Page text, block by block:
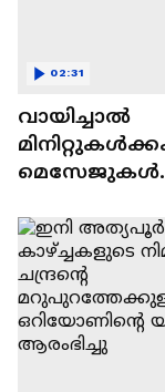
വായിച്ചാൽ
മെസേജുകള്‍
WhatsApp |
02:31